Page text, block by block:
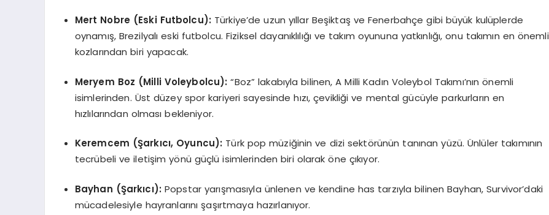
Mert Nobre (Eski Futbolcu): Türkiye’de uzun yıllar Beşiktaş ve Fenerbahçe gibi büyük kulüplerde
oynamış, Brezilyalı eski futbolcu. Fiziksel dayanıklılığı ve takım oyununa yatkınlığı, onu takımın en önemli
kozlarından biri yapacak.
Meryem Boz (Milli Voleybolcu): “Boz” lakabıyla bilinen, A Milli Kadın Voleybol Takımı’nın önemli
isimlerinden. Üst düzey spor kariyeri sayesinde hızı, çevikliği ve mental gücüyle parkurların en
hızlılarından olması bekleniyor.
Keremcem (Şarkıcı, Oyuncu): Türk pop müziğinin ve dizi sektörünün tanınan yüzü. Ünlüler takımının
tecrübeli ve iletişim yönü güçlü isimlerinden biri olarak öne çıkıyor.
Bayhan (Şarkıcı): Popstar yarışmasıyla ünlenen ve kendine has tarzıyla bilinen Bayhan, Survivor’daki
mücadelesiyle hayranlarını şaşırtmaya hazırlanıyor.